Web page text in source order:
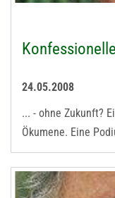
24.05.2008
... - ohne Zukunft?
Ökumene. Eine